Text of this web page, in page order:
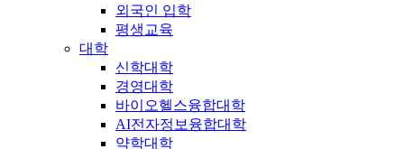
외국인 입학
평생교육
대학
신학대학
경영대학
바이오헬스융합대학
AI전자정보융합대학
약학대학